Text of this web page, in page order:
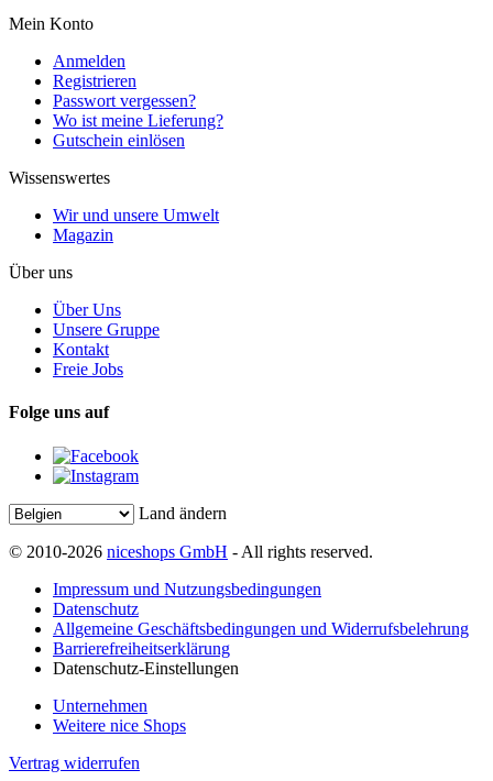
Mein Konto
Anmelden
Registrieren
Passwort vergessen?
Wo ist meine Lieferung?
Gutschein einlösen
Wissenswertes
Wir und unsere Umwelt
Magazin
Über uns
Über Uns
Unsere Gruppe
Kontakt
Freie Jobs
Folge uns auf
Land ändern
© 2010-2026 niceshops GmbH - All rights reserved.
Impressum und Nutzungsbedingungen
Datenschutz
Allgemeine Geschäftsbedingungen und Widerrufsbelehrung
Barrierefreiheitserklärung
Datenschutz-Einstellungen
Unternehmen
Weitere nice Shops
Vertrag widerrufen